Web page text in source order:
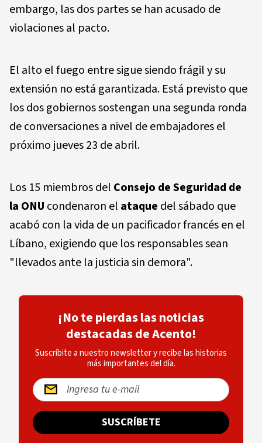
embargo, las dos partes se han acusado de
violaciones al pacto.
El alto el fuego entre sigue siendo frágil y su
extensión no está garantizada. Está previsto que
los dos gobiernos sostengan una segunda ronda
de conversaciones a nivel de embajadores el
próximo jueves 23 de abril.
Los 15 miembros del Consejo de Seguridad de
la ONU condenaron el ataque del sábado que
acabó con la vida de un pacificador francés en el
Líbano, exigiendo que los responsables sean
"llevados ante la justicia sin demora".
¡No te pierdas las noticias
destacadas de Acento!
Suscríbite a nuestro newsletter y recibe las historias
más importantes del día.
SUSCRÍBETE